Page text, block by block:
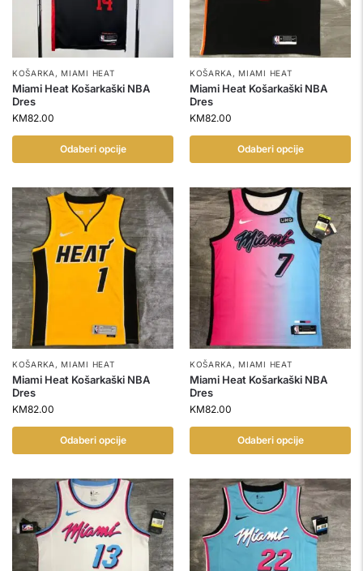
KOŠARKA ,MIAMI HEAT
Miami Heat Košarkaški NBA
Dres
KM82.00
Odaberi opcije
KOŠARKA ,MIAMI HEAT
Miami Heat Košarkaški NBA
Dres
KM82.00
Odaberi opcije
KOŠARKA ,MIAMI HEAT
Miami Heat Košarkaški NBA
Dres
KM82.00
Odaberi opcije
KOŠARKA ,MIAMI HEAT
Miami Heat Košarkaški NBA
Dres
KM82.00
Odaberi opcije